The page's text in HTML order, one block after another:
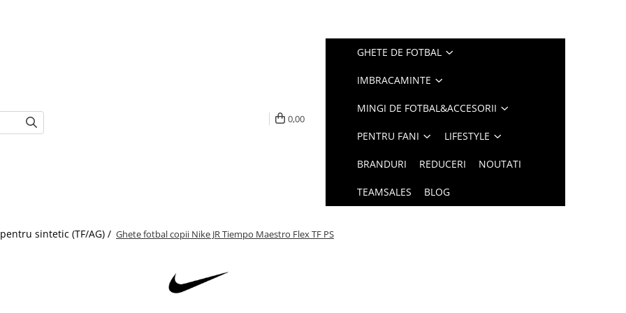
0,00
GHETE DE FOTBAL
IMBRACAMINTE
MINGI DE FOTBAL&ACCESORII
PENTRU FANI LIFESTYLE
BRANDURI REDUCERI NOUTATI
TEAMSALES BLOG
sintetic (TF/AG) / Ghete fotbal copii Nike JR Tiempo Maestro Flex TF PS